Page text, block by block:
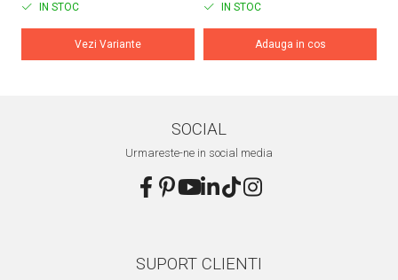
IN STOC
Vezi Variante
IN STOC
Adauga in cos
SOCIAL
Urmareste-ne in social media
SUPORT CLIENTI